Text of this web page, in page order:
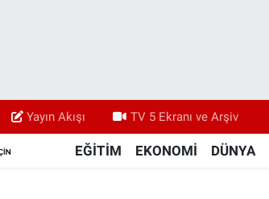
Yayın Akışı TV 5 Ekranı ve Arşiv
EĞİTİM EKONOMİ DÜNYA